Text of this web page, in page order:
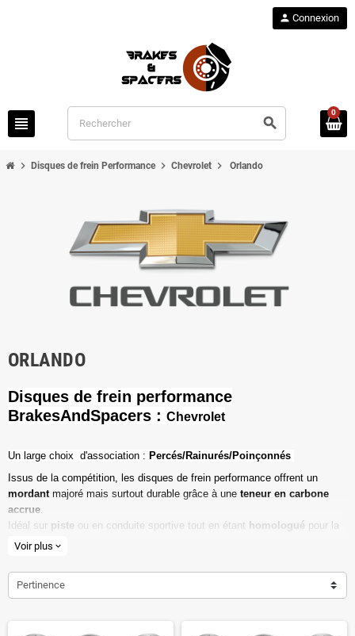
view_headline search
person Connexion
0
chevron_right Disques de frein Performance chevron_right Chevrolet chevron_right Orlando
ORLANDO
Disques de frein performance
BrakesAndSpacers : Chevrolet
Un l arge choix d'association : Percés/Rainurés/Poinçonnés
Issus de la compétition, les disques de frein performance offrent un
mordant majoré mais surtout durable grâce à une teneur en carbone
accrue.
Idéal sur piste ou en conduite sportive tout en étant homologué pour la
route ouverte.
Voir plus expand_more
Pertinence